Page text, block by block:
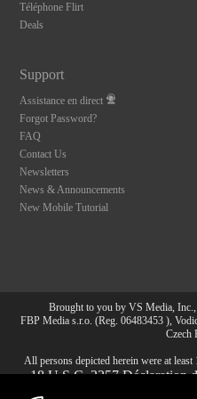
Téléphone Flirt
Deals
Support
Assistance en direct
Forgot Password?
FAQ
Contact Us
Newsletters
News & Announcements
New Mobile Tutorial
Brought to you by VS Media,
FBP Media s.r.o. (Reg. 06483453 ),
Czech
All persons depicted herein were at
18 U.S.C. 2257 Déclaration